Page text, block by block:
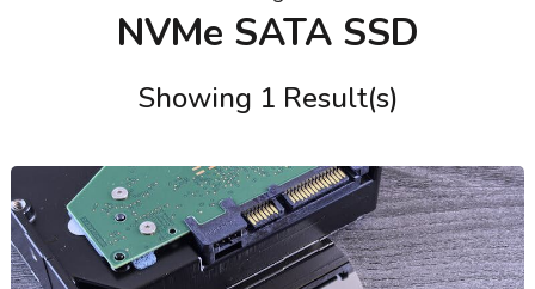
NVMe SATA SSD
Showing 1 Result(s)